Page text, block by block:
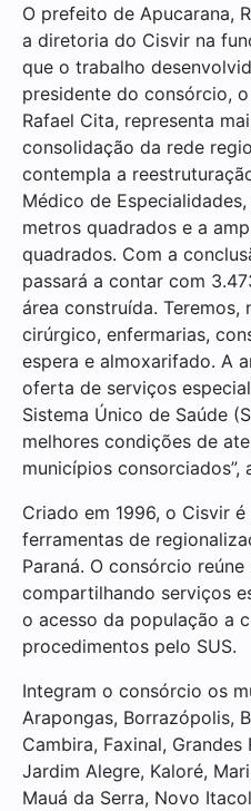
O prefeito de Apucarana,
a diretoria do Cisvir na
que o trabalho
presidente do consórcio,
Rafael Cita, representa
consolidação da rede
contempla a
Médico de
metros quadrados e a
quadrados. Com a
passará a contar com
área construída.
cirúrgico, enfermarias,
espera e almoxarifado. A
oferta de serviços
Sistema Único de Saúde
melhores condições de
municípios
Criado em 1996, o Cisvir
ferramentas de
Paraná. O consórcio
compartilhando serviços
o acesso da população a
procedimentos pelo SUS.
Integram o consórcio os
Arapongas, Borrazópolis,
Cambira, Faxinal, Grandes
Jardim Alegre, Kaloré,
Mauá da Serra, Novo